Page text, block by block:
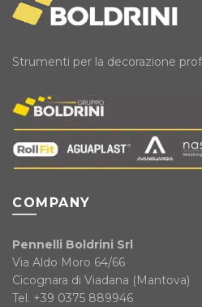
Strumenti per la decorazione
COMPANY
Pennelli Boldrini Srl
Via Aldo Moro 64/66
Cicognara di Viadana (Mantova)
Tel. +39 0375 889946